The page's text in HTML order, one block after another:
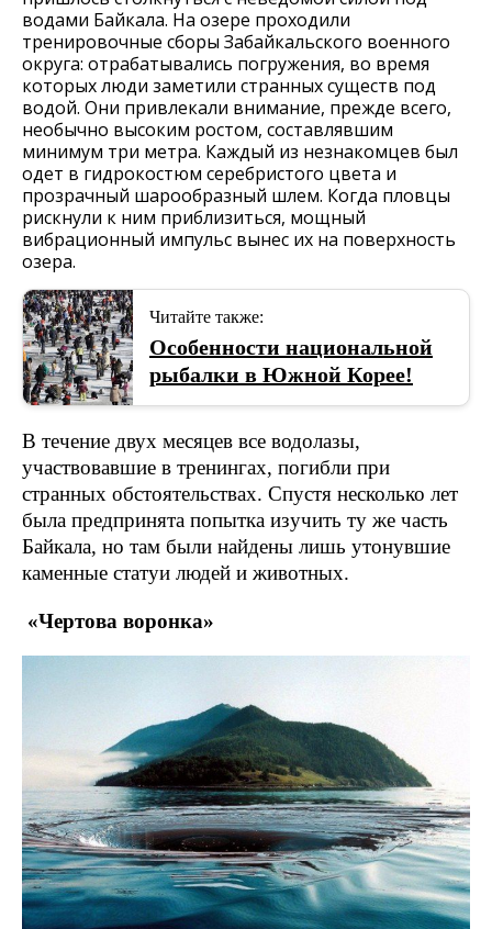
водами Байкала. На озере проходили
тренировочные сборы Забайкальского военного
округа: отрабатывались погружения, во время
которых люди заметили странных существ под
водой. Они привлекали внимание, прежде всего,
необычно высоким ростом, составлявшим
минимум три метра. Каждый из незнакомцев был
одет в гидрокостюм серебристого цвета и
прозрачный шарообразный шлем. Когда пловцы
рискнули к ним приблизиться, мощный
вибрационный импульс вынес их на поверхность
озера.
Читайте также:
Особенности национальной
рыбалки в Южной Корее!
В течение двух месяцев все водолазы,
участвовавшие в тренингах, погибли при
странных обстоятельствах. Спустя несколько лет
была предпринята попытка изучить ту же часть
Байкала, но там были найдены лишь утонувшие
каменные статуи людей и животных.
«Чертова воронка»